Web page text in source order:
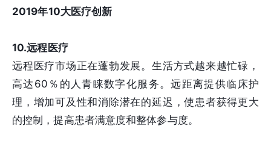
2019年10大医疗创新
10.远程医疗
远程医疗市场正在蓬勃发展。生活方式越来越忙碌，
高达60％的人青睐数字化服务。远距离提供临床护
理，增加可及性和消除潜在的延迟，使患者获得更大
的控制，提高患者满意度和整体参与度。